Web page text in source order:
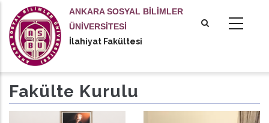
içeriğe
atla
ANKARA SOSYAL BİLİMLER
ÜNİVERSİTESİ
İlahiyat Fakültesi
Fakülte Kurulu